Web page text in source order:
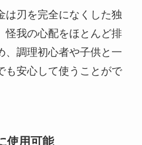
は刃を完全になくした独
怪我の心配をほとんど排
、調理初心者や子供と一
も安心して使うことがで
使用可能